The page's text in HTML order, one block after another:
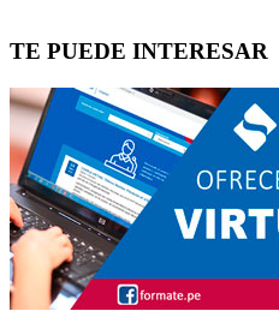
TE PUEDE INTERESAR